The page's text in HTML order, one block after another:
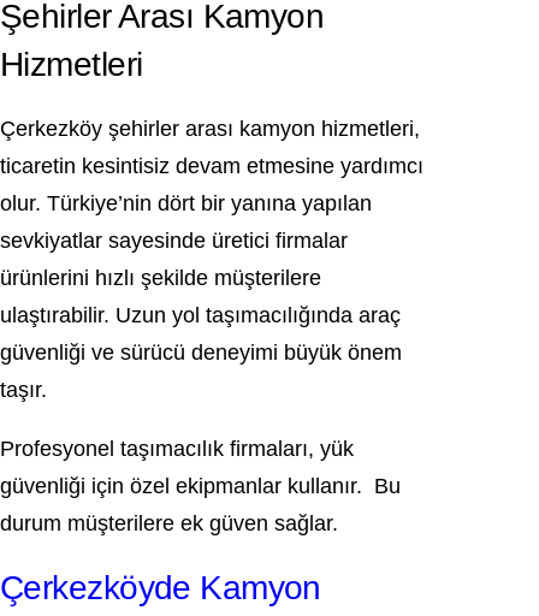
Şehirler Arası Kamyon
Hizmetleri
Çerkezköy şehirler arası kamyon hizmetleri,
ticaretin kesintisiz devam etmesine yardımcı
olur. Türkiye’nin dört bir yanına yapılan
sevkiyatlar sayesinde üretici firmalar
ürünlerini hızlı şekilde müşterilere
ulaştırabilir. Uzun yol taşımacılığında araç
güvenliği ve sürücü deneyimi büyük önem
taşır.
Profesyonel taşımacılık firmaları, yük
güvenliği için özel ekipmanlar kullanır. Bu
durum müşterilere ek güven sağlar.
Çerkezköyde Kamyon